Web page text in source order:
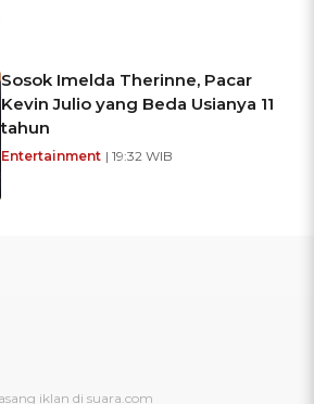
Sosok Imelda Therinne, Pacar
Kevin Julio yang Beda Usianya 11
tahun
Entertainment | 19:32 WIB